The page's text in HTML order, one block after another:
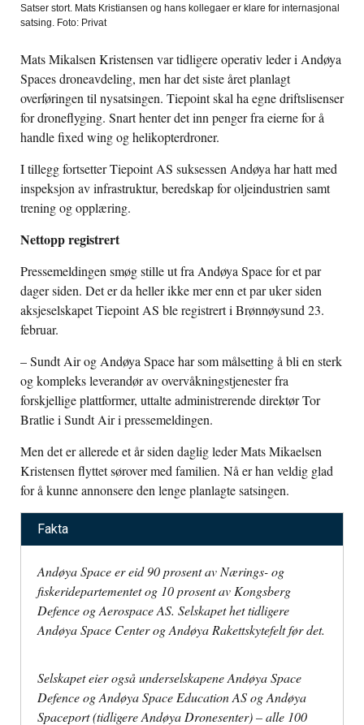
Satser stort. Mats Kristiansen og hans kollegaer er klare for internasjonal
satsing. Foto: Privat
Mats Mikalsen Kristensen var tidligere operativ leder i Andøya
Spaces droneavdeling, men har det siste året planlagt
overføringen til nysatsingen. Tiepoint skal ha egne driftslisenser
for droneflyging. Snart henter det inn penger fra eierne for å
handle fixed wing og helikopterdroner.
I tillegg fortsetter Tiepoint AS suksessen Andøya har hatt med
inspeksjon av infrastruktur, beredskap for oljeindustrien samt
trening og opplæring.
Nettopp registrert
Pressemeldingen smøg stille ut fra Andøya Space for et par
dager siden. Det er da heller ikke mer enn et par uker siden
aksjeselskapet Tiepoint AS ble registrert i Brønnøysund 23.
februar.
– Sundt Air og Andøya Space har som målsetting å bli en sterk
og kompleks leverandør av overvåkningstjenester fra
forskjellige plattformer, uttalte administrerende direktør Tor
Bratlie i Sundt Air i pressemeldingen.
Men det er allerede et år siden daglig leder Mats Mikaelsen
Kristensen flyttet sørover med familien. Nå er han veldig glad
for å kunne annonsere den lenge planlagte satsingen.
Fakta
Andøya Space er eid 90 prosent av Nærings- og
fiskeridepartementet og 10 prosent av Kongsberg
Defence og Aerospace AS. Selskapet het tidligere
Andøya Space Center og Andøya Rakettskytefelt før det.
Selskapet eier også underselskapene Andøya Space
Defence og Andøya Space Education AS og Andøya
Spaceport (tidligere Andøya Dronesenter) – alle 100